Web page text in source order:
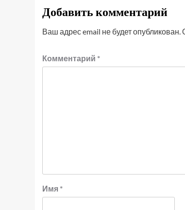
Добавить комментарий
Ваш адрес email не будет опубликован.
Комментарий *
Имя *